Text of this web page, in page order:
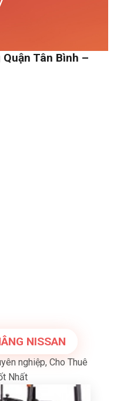
Tân Bình –
NISSAN
nghiệp, Cho Thuê
Nhất